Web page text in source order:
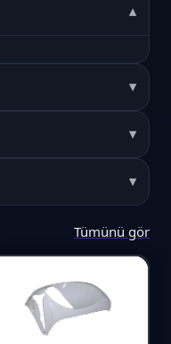
Tümünü gör
Karşılaştır